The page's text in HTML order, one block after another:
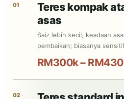
01
Teres kompak
asas
Saiz lebih kecil, keadaan
pembaikan; biasanya
RM300k –
02